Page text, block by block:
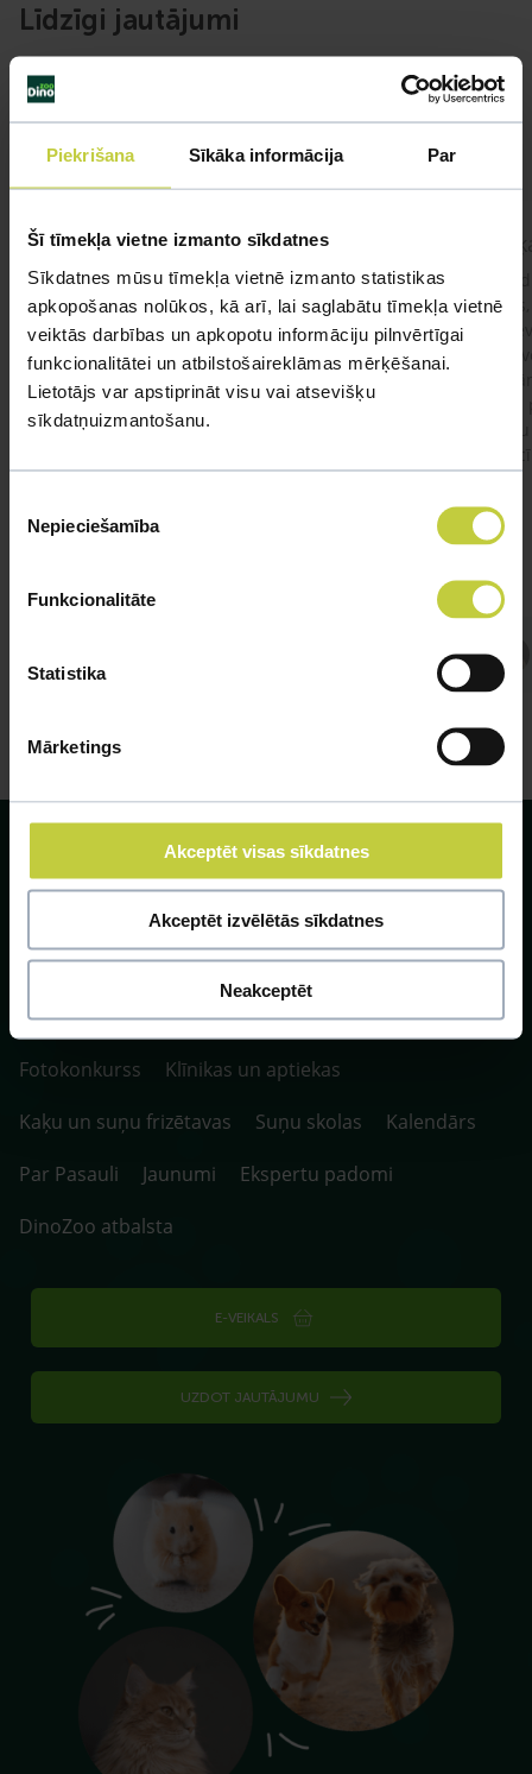
Piekrišana Sīkāka informācija Par
Šī tīmekļa vietne izmanto sīkdatnes
Sīkdatnes mūsu tīmekļa vietnē izmanto statistikas
apkopošanas nolūkos, kā arī, lai saglabātu tīmekļa vietnē
veiktās darbības un apkopotu informāciju pilnvērtīgai
funkcionalitātei un atbilstošaireklāmas mērķēšanai.
Lietotājs var apstiprināt visu vai atsevišķu
sīkdatņuizmantošanu.
izvēle
Nepieciešamība
Funkcionalitāte
Statistika
Mārketings
Akceptēt visas sīkdatnes
Akceptēt izvēlētās sīkdatnes
Neakceptēt
Līdzīgi jautājumi
Mūsu eksperti spēs atbildēt uz jebkuru Jūsu jautājumu
UZDOT JAUTĀJUMU
kaķis apēdis plēvi
Ja kaķim gadījies apēst plastiku ,ko ieklāj zem
garnelēm kārbiņās apakšā.Kādas sekas varētu
būt?Kā kaķis varētu reağēt...Ko darīt?
#kakis #apedis
Veterinārārsts
SIA ZOO Centrs, LV40003622166,
Vienības gatve 109, Rīga, Latvija, LV-1058.
P. 10:00-20:00 / S.SV. 10:00-16:00
Fotokonkurss
Klīnikas un aptiekas
Kaķu un suņu frizētavas
Suņu skolas
Kalendārs
Par Pasauli
Jaunumi
Ekspertu padomi
DinoZoo atbalsta
E-VEIKALS
UZDOT JAUTĀJUMU